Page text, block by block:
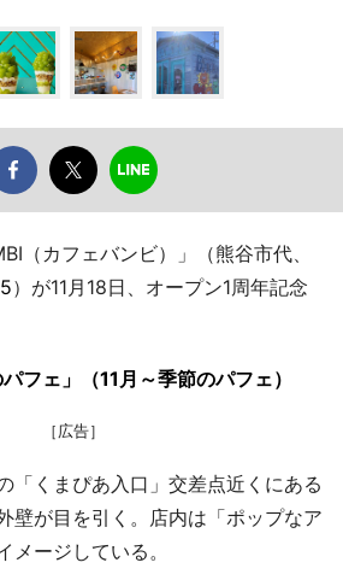
（カフェバンビ）」（熊谷市代、
）が11月18日、オープン1周年記念
パフェ」（11月～季節のパフェ）
［広告］
「くまぴあ入口」交差点近くにある
壁が目を引く。店内は「ポップなア
メージしている。